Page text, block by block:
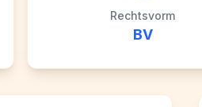
Rechtsvorm
BV